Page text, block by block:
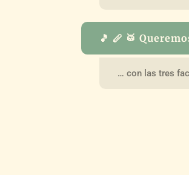
🎵 🪈 🥁
… con las tres